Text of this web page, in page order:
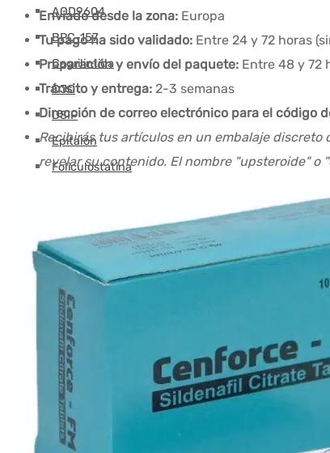
AOD9604
BPC-157
Cagrilintida
CJC
DSIP
Epitalón
Foliculostatina
GHRP-6
glutatión
Hexarelina
HGH-Fragmento
FCI
Ipamorelin
Levocarnitina (L-Carnitina)
Péptidos (M-Z)
Enviado desde la zona: Europa
Tu pago ha sido validado: Entre 24 y 72 horas
Preparación y envío del paquete: Entre 48 y 72
Tránsito y entrega: 2-3 semanas
Dirección de correo electrónico para el código
Recibirás tus artículos en un embalaje
revelar su contenido. El nombre "upsteroide"